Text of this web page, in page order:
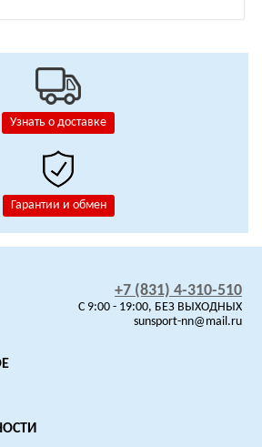
Узнать о доставке
Гарантии и обмен
+7 (831) 4-310-510
C 9:00 - 19:00, БЕЗ ВЫХОДНЫХ
sunsport-nn@mail.ru